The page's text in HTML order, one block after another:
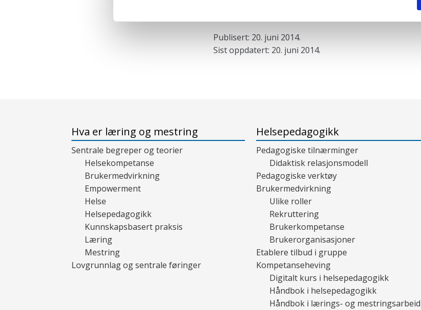
Publisert: 20. juni 2014.
Sist oppdatert: 20. juni 2014.
Hva er læring og mestring
Sentrale begreper og teorier
Helsekompetanse
Brukermedvirkning
Empowerment
Helse
Helsepedagogikk
Kunnskapsbasert praksis
Læring
Mestring
Lovgrunnlag og sentrale føringer
Helsepedagogikk
Pedagogiske tilnærminger
Didaktisk relasjonsmodell
Pedagogiske verktøy
Brukermedvirkning
Ulike roller
Rekruttering
Brukerkompetanse
Brukerorganisasjoner
Etablere tilbud i gruppe
Kompetanseheving
Digitalt kurs i helsepedagogikk
Håndbok i helsepedagogikk
Håndbok i lærings- og mestringsarbeid